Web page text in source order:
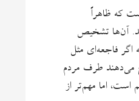
که ظاهراً
آن‌ها تشخیص
اگر فاجعه‌ای مثل
می‌دهند طرف مردم
است، اما مهم‌تر از